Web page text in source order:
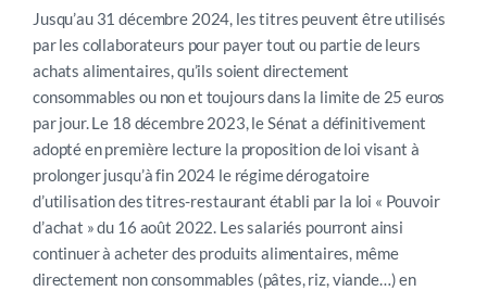
Jusqu’au 31 décembre 2024, les titres peuvent être utilisés
par les collaborateurs pour payer tout ou partie de leurs
achats alimentaires, qu’ils soient directement
consommables ou non et toujours dans la limite de 25 euros
par jour. Le 18 décembre 2023, le Sénat a définitivement
adopté en première lecture la proposition de loi visant à
prolonger jusqu’à fin 2024 le régime dérogatoire
d’utilisation des titres-restaurant établi par la loi « Pouvoir
d’achat » du 16 août 2022. Les salariés pourront ainsi
continuer à acheter des produits alimentaires, même
directement non consommables (pâtes, riz, viande…) en